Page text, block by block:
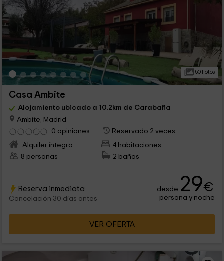
50 Fotos
Casa Ambite
Alojamiento ubicado a 10.2km de Carabaña
Ambite, Madrid
0 opiniones
Reservado 2 veces
Alquiler íntegro
4 habitaciones
8 personas
2 baños
Reserva inmediata
Cancelación 30 días antes
desde 29€
persona y noche
VER OFERTA